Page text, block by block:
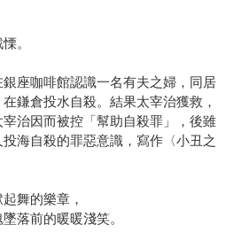
。
咖啡館認識一名有夫之婦，同居
鎌倉投水自殺。結果太宰治獲救，
治因而被控「幫助自殺罪」，後雖
海自殺的罪惡意識，寫作〈小丑之
舞的樂章，
落前的暖暖淺笑。